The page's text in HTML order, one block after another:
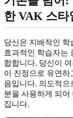
한 VAK 스타
당신은 지배적인
효과적인 학습자는
합합니다. 당신이
이 진정으로 유연하
음입니다. 의도적으
분을 사용하게 되어
집니다.